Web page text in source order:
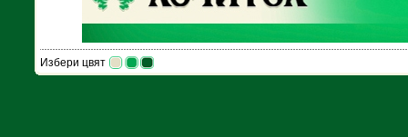
Избери цвят